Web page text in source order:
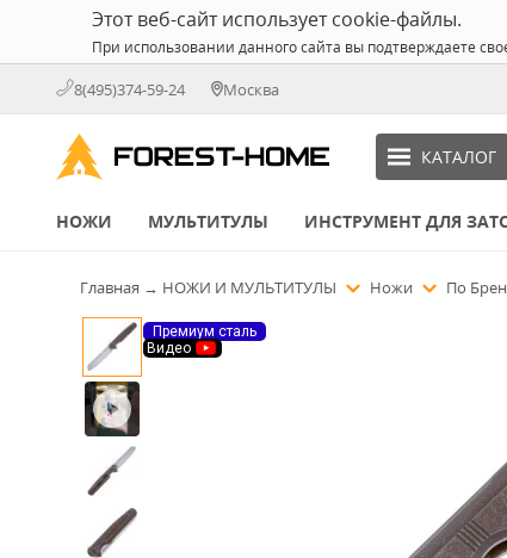
Этот веб-сайт использует cookie-файлы.
При использовании данного сайта вы подтверждаете
8(495)374-59-24 Москва
КАТАЛОГ
НОЖИ МУЛЬТИТУЛЫ ИНСТРУМЕНТ ДЛЯ
Главная → НОЖИ И МУЛЬТИТУЛЫ Ножи По
Премиум сталь
Видео